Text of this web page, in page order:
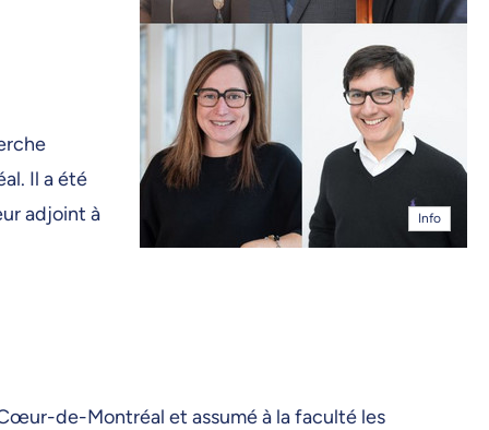
Info
Il a été
adjoint à
de-Montréal et assumé à la faculté les